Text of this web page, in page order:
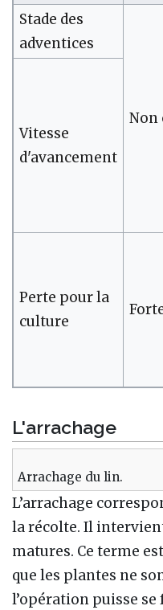
Stade des
adventices
Non
Vitesse
d'avancement
Perte pour la
culture
L'arrachage
Arrachage du lin.
L’arrachage
la récolte. Il
matures. Ce terme
que les plantes ne
l’opération puisse